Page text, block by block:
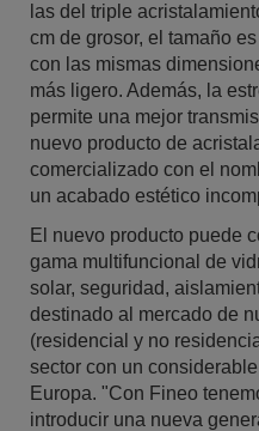
las del triple
cm de grosor, el tamaño
con las mismas
más ligero. Además, la
permite una mejor
nuevo producto de
comercializado con el
un acabado estético
El nuevo producto puede
gama multifuncional de
solar, seguridad,
destinado al mercado de
(residencial y no
sector con un
Europa. "Con Fineo
introducir una nueva